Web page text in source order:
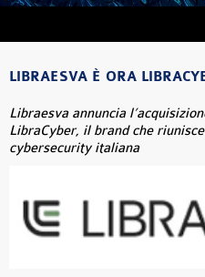
LIBRAESVA È ORA
Libraesva annuncia
LibraCyber, il brand che
cybersecurity italiana